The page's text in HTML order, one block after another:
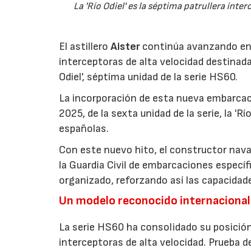
La 'Río Odiel' es la séptima patrullera
El astilleroAistercontinúa avanzando
interceptoras de alta velocidad
Odiel', séptima unidad de la serie HS60.
La incorporación de esta nueva
2025, de la sexta unidad de la serie, la
españolas.
Con este nuevo hito, el constructor
la Guardia Civil de embarcaciones
organizado, reforzando así las
Un modelo reconocido
La serie HS60 ha consolidado su
interceptoras de alta velocidad. Prueba